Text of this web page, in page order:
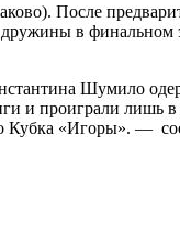
После
в
Шумило
и проиграли
Кубка «Игоры». —